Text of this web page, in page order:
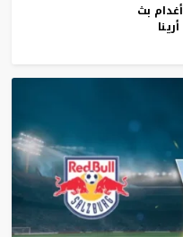
أغدام بث
أرينا